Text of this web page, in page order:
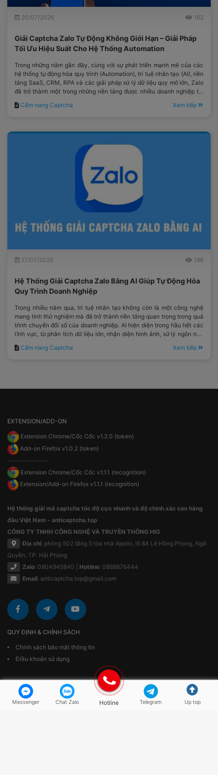
20/07/2026 162
Giải Captcha Zalo Tự Động Không Giới Hạn – Giải Pháp
Tối Ưu Hiệu Suất Cho Hệ Thống Automation
Trong những năm gần đây, cùng với sự phát triển mạnh mẽ của các
hệ thống tự động hóa quy trình (Automation), trí tuệ nhân tạo (AI), nền
tảng SaaS, CRM, RPA và các giải pháp xử lý dữ liệu quy mô lớn, Zalo
đã trở thành một trong những nền tảng được nhiều doanh nghiệp tại
Cẩm nang Captcha Xem tiếp
17/07/2026 186
Hệ Thống Giải Captcha Zalo Bằng AI Giúp Tự Động Hóa
Quy Trình Doanh Nghiệp
Trong nhiều năm qua, trí tuệ nhân tạo không còn là một công nghệ
mang tính thử nghiệm mà đã trở thành nền tảng quan trọng trong quá
trình chuyển đổi số của doanh nghiệp. AI hiện diện trong hầu hết các
lĩnh vực, từ phân tích dữ liệu lớn, nhận diện hình ảnh, xử lý ngôn ngữ
tự nhiên cho đến tối ưu hóa quy trình vận hành.
Cẩm nang Captcha Xem tiếp
EXTENSION/ADD-ON
Extension Chrome/Cốc Cốc v1.2.0 (token)
Add-on Firefox v1.0.2 (token)
--------------
Extension Chrome/Cốc Cốc v1.1.1 (recognition)
Extension/Add-on Firefox v1.1.1 (recognition)
Hệ thống giải mã captcha tốc độ cực nhanh và độ chính xác cao hàng
đầu Việt Nam - anticaptcha.top
CÔNG TY TNHH CÔNG NGHỆ VÀ TRUYỀN THÔNG HIG
Địa chỉ: phòng 502 tầng 5 tòa nhà Apollo, lô 8A Lê Hồng Phong, Ngô
Quyền, TP. Hải Phòng
Zalo: 0904945840 | Hotline: 0888876444
Email: anticaptcha.top@gmail.com
QUY ĐỊNH & CHÍNH SÁCH
Chính sách bảo mật thông tin
Điều khoản sử dụng
Messenger Chat Zalo Hotline Telegram Up top